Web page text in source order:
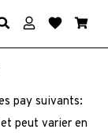
pay suivants:
peut varier en